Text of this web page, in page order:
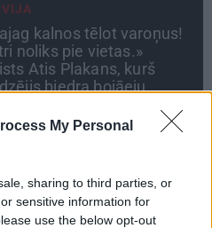
My Personal
sharing to third parties, or
sensitive information for
use the below opt-out
– jūra: Lauderu
bezbēdīgi laiskā miera
bads. Kāpēc
glāsts reizēm ir
par seksuālu tuvību